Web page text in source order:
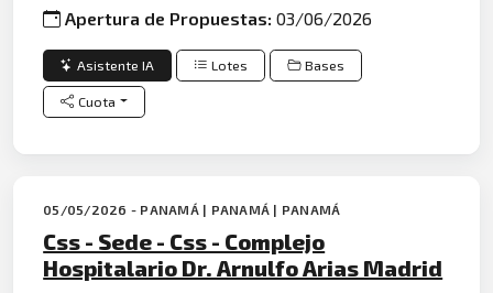
Apertura de Propuestas:03/06/2026
Asistente IA Lotes Bases
Cuota
05/05/2026 - PANAMÁ | PANAMÁ | PANAMÁ
Css - Sede - Css - Complejo
Hospitalario Dr. Arnulfo Arias Madrid